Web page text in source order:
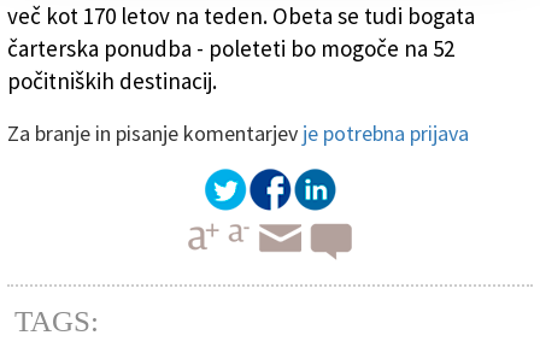
več kot 170 letov na teden. Obeta se tudi bogata
čarterska ponudba - poleteti bo mogoče na 52
počitniških destinacij.
Za branje in pisanje komentarjev je potrebna prijava
TAGS: